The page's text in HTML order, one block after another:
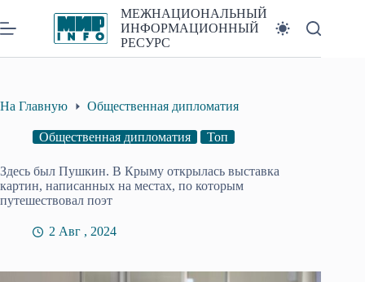
к
сути
МЕЖНАЦИОНАЛЬНЫЙ
ИНФОРМАЦИОННЫЙ
РЕСУРС
На Главную Общественная дипломатия
Общественная дипломатия Топ
Здесь был Пушкин. В Крыму открылась выставка
картин, написанных на местах, по которым
путешествовал поэт
2 Авг , 2024